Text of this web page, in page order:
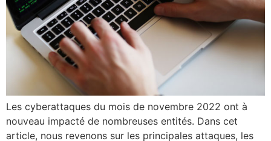
Les cyberattaques du mois de novembre 2022 ont à
nouveau impacté de nombreuses entités. Dans cet
article, nous revenons sur les principales attaques, les